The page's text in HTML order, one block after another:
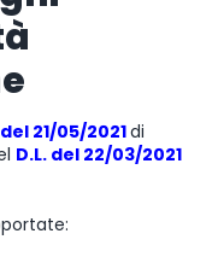
21/05/2021di
D.L. del 22/03/2021